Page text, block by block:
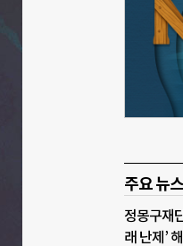
주요 뉴
정몽구재
래 난제’